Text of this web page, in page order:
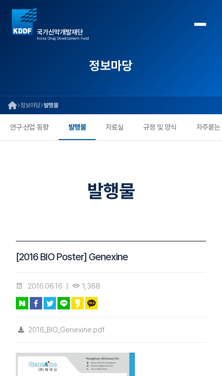
정보마당
정보마당 발행물
연구·산업 동향 발행물 자료실 규정 및 양식 자주묻는
발행물
[2016 BIO Poster] Genexine
2016.06.16 1,368
2016_BIO_Genexine.pdf